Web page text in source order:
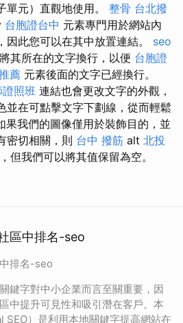
單元）直觀地使用。 整骨 台北撥
台胞證台中 元素專門用於網站內
因此您可以在其中放置連結。 seo
其所在的文字換行，以便 台胞證
薦 元素後面的文字已經換行。
照班 連結也會更改文字的外觀，
並在可點擊文字下劃線，從而輕鬆
果我們的圖像僅用於裝飾目的，並
密切相關，則 台中 撥筋 alt 北投
但我們可以將其值保留為空。
區中排名-seo
排名-seo
鍵字對中小企業而言至關重要，因
中提升可見性和吸引潛在客戶。本
SEO）是利用本地關鍵字提高網站在